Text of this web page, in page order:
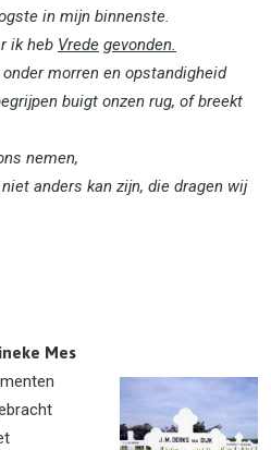
in mijn binnenste.
ik heb Vrede gevonden.
morren en opstandigheid
buigt onzen rug, of breekt
nemen,
anders kan zijn, die dragen wij
Mes